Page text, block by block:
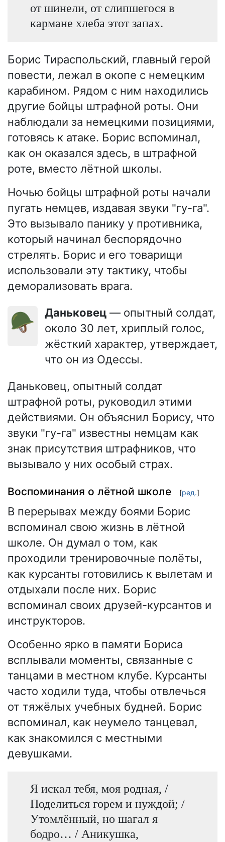
от шинели, от слипшегося в
кармане хлеба этот запах.
Борис Тираспольский, главный герой
повести, лежал в окопе с немецким
карабином. Рядом с ним находились
другие бойцы штрафной роты. Они
наблюдали за немецкими позициями,
готовясь к атаке. Борис вспоминал,
как он оказался здесь, в штрафной
роте, вместо лётной школы.
Ночью бойцы штрафной роты начали
пугать немцев, издавая звуки "гу-га".
Это вызывало панику у противника,
который начинал беспорядочно
стрелять. Борис и его товарищи
использовали эту тактику, чтобы
деморализовать врага.
🪖 Даньковец — опытный солдат,
около 30 лет, хриплый голос,
жёсткий характер, утверждает,
что он из Одессы.
Даньковец, опытный солдат
штрафной роты, руководил этими
действиями. Он объяснил Борису, что
звуки "гу-га" известны немцам как
знак присутствия штрафников, что
вызывало у них особый страх.
Воспоминания о лётной школе [ред.]
В перерывах между боями Борис
вспоминал свою жизнь в лётной
школе. Он думал о том, как
проходили тренировочные полёты,
как курсанты готовились к вылетам и
отдыхали после них. Борис
вспоминал своих друзей-курсантов и
инструкторов.
Особенно ярко в памяти Бориса
всплывали моменты, связанные с
танцами в местном клубе. Курсанты
часто ходили туда, чтобы отвлечься
от тяжёлых учебных будней. Борис
вспоминал, как неумело танцевал,
как знакомился с местными
девушками.
Я искал тебя, моя родная, /
Поделиться горем и нуждой; /
Утомлённый, но шагал я
бодро… / Аникушка,